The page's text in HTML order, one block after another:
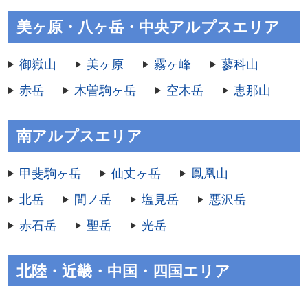
美ヶ原・八ヶ岳・中央アルプスエリア
御嶽山 美ヶ原 霧ヶ峰
蓼科山
赤岳
木曽駒ヶ岳 空木岳 恵那山
南アルプスエリア
甲斐駒ヶ岳 仙丈ヶ岳
鳳凰山
北岳
間ノ岳 塩見岳
悪沢岳
赤石岳
聖岳 光岳
北陸・近畿・中国・四国エリア